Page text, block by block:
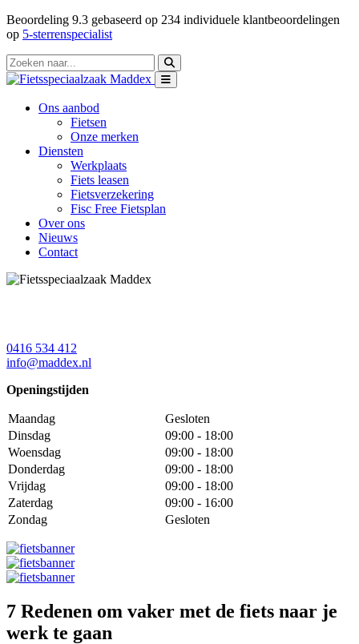
Beoordeling 9.3 gebaseerd op 234 individuele klantbeoordelingen
op 5-sterrenspecialist
Ons aanbod
Fietsen
Onze merken
Diensten
Werkplaats
Fiets leasen
Fietsverzekering
Fisc Free Fietsplan
Over ons
Nieuws
Contact
0416 534 412
info@maddex.nl
Openingstijden
Maandag
Gesloten
Dinsdag
09:00 - 18:00
Woensdag
09:00 - 18:00
Donderdag
09:00 - 18:00
Vrijdag
09:00 - 18:00
Zaterdag
09:00 - 16:00
Zondag
Gesloten
7 Redenen om vaker met de fiets naar je
werk te gaan